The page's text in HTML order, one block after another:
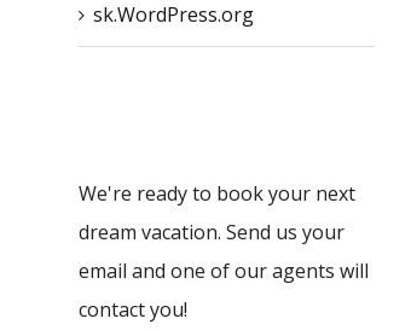
sk.WordPress.org
We're ready to book your next
dream vacation. Send us your
email and one of our agents will
contact you!